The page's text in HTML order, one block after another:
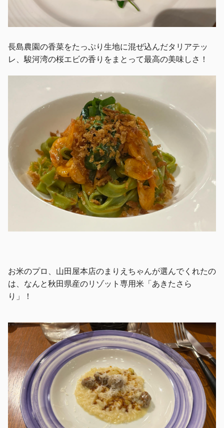
長島農園の香菜をたっぷり生地に混ぜ込んだタリアテッ
レ、駿河湾の桜エビの香りをまとって最高の美味しさ！
お米のプロ、山田屋本店のまりえちゃんが選んでくれたの
は、なんと秋田県産のリゾット専用米「あきたさら
り」！